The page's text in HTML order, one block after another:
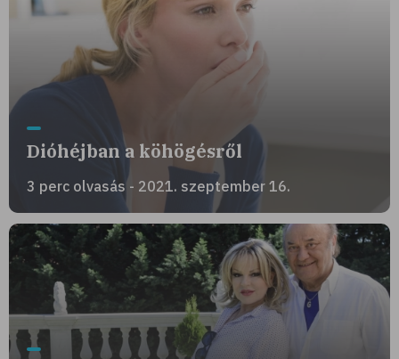
Dióhéjban a köhögésről
3 perc olvasás - 2021. szeptember 16.